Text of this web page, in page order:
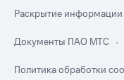
Раскрытие информации
Документы ПАО МТС
Политика обработки